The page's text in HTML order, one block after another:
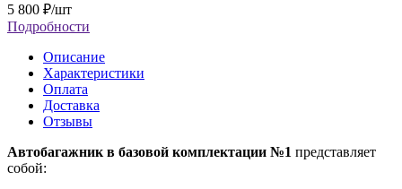
5 800 ₽/шт
Подробности
Описание
Характеристики
Оплата
Доставка
Отзывы
Автобагажник в базовой комплектации №1 представляет
собой: